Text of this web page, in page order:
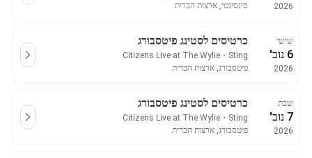
2026
סינסינטי, ארצות הברית
שישי
6 נוב'
2026
כרטיסים לסטינג פיטסבורג
Sting
・
Citizens Live at The Wylie
פיטסבורג, ארצות הברית
שבת
7 נוב'
2026
כרטיסים לסטינג פיטסבורג
Sting
・
Citizens Live at The Wylie
פיטסבורג, ארצות הברית